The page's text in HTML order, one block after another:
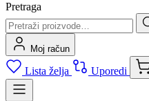
Pretraga
Moj račun
Lista želja Uporedi